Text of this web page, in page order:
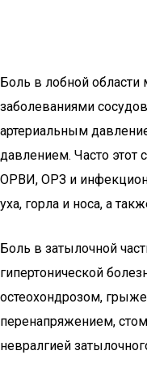
Боль в лобной
заболеваниями
артериальным
давлением. Часто этот
ОРВИ, ОРЗ и
уха, горла и носа, а
Боль в затылочной
гипертонической
остеохондрозом,
перенапряжением,
невралгией